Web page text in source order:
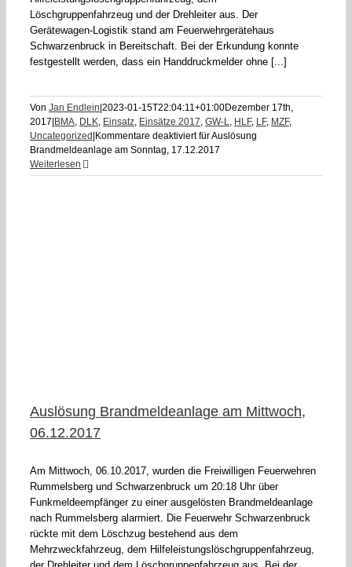
Löschgruppenfahrzeug und der Drehleiter aus. Der
Gerätewagen-Logistik stand am Feuerwehrgerätehaus
Schwarzenbruck in Bereitschaft. Bei der Erkundung konnte
festgestellt werden, dass ein Handdruckmelder ohne [...]
Von Jan Endlein 2023-01-15T22:04:11+01:00Dezember 17th,
2017 BMA, DLK, Einsatz, Einsätze 2017, GW-L, HLF, LF, MZF,
Uncategorized Kommentare deaktiviertfür Auslösung
Brandmeldeanlage am Sonntag, 17.12.2017
Weiterlesen
Auslösung Brandmeldeanlage am Mittwoch,
06.12.2017
Am Mittwoch, 06.10.2017, wurden die Freiwilligen Feuerwehren
Rummelsberg und Schwarzenbruck um 20:18 Uhr über
Funkmeldeempfänger zu einer ausgelösten Brandmeldeanlage
nach Rummelsberg alarmiert. Die Feuerwehr Schwarzenbruck
rückte mit dem Löschzug bestehend aus dem
Mehrzweckfahrzeug, dem Hilfeleistungslöschgruppenfahrzeug,